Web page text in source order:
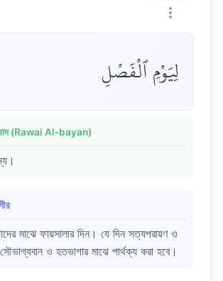
لِيَوْمِ ٱلْفَصْلِ
(Rawai Al-bayan)
মাঝে ফায়সালার দিন। যে দিন সত্যপরায়ণ ও
সৌভাগ্যবান ও হতভাগার মাঝে পার্থক্য করা হবে।